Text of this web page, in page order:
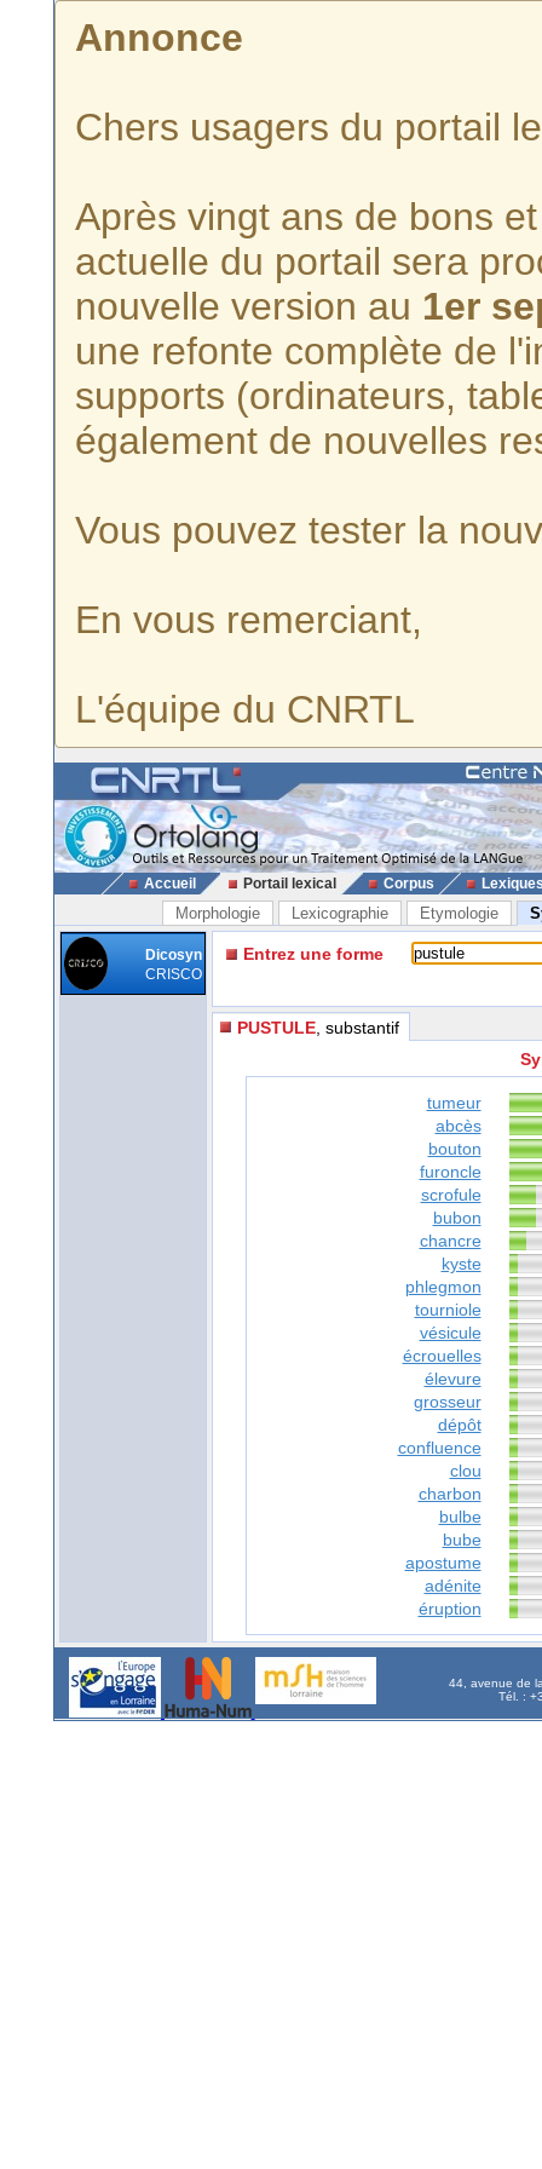
Annonce
Chers usagers du portail
Après vingt ans de bons
actuelle du portail sera
nouvelle version au 1er
une refonte complète de
supports (ordinateurs,
également de nouvelles
Vous pouvez tester la
En vous remerciant,
L'équipe du CNRTL
Accueil Portail lexical Corpus
Morphologie Lexicographie Etymologie
Dicosyn
CRISCO
Entrez une forme
PUSTULE , substantif
tumeur
abcès
bouton
furoncle
scrofule
bubon
chancre
kyste
phlegmon
tourniole
vésicule
écrouelles
élevure
grosseur
dépôt
confluence
clou
charbon
bulbe
bube
apostume
adénite
éruption
44, avenue de
Tél. :